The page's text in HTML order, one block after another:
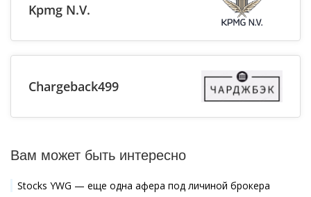
Kpmg N.V.
Chargeback499
Вам может быть интересно
Stocks YWG — еще одна афера под личиной брокера